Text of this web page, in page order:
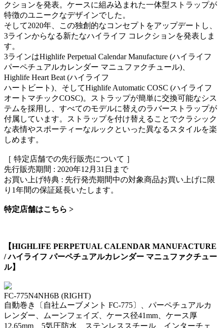
クションを発表。ケースに組み込まれた一体型ストラップが
特徴のユニークなデザインでした。
そして2020年、この独創的なコンセプトをアップデートし、
3ラインからなる新たなハイライフ コレクションを発表しま
す。
3ラインはHighlife Perpetual Calendar Manufacture (ハイライフ
パーペチュアルカレンダー マニュファクチュール)、
Highlife Heart Beat (ハイライフ
ハートビート)、そしてHighlife Automatic COSC (ハイライフ
オートマチックCOSC)。ストラップが簡単に交換可能なシス
テムを採用し、すべてのモデルに替えのラバーストラップが
付属しています。ストラップを付け替えることでクラシック
な表情やスポーティーなルックといった異なるスタイルを楽
しめます。
［ 特定店舗での先行販売について ］
先行販売期間 : 2020年12月31日まで
お買い上げ特典 : 先行発売期間中の対象商品お買い上げに限
り1年間の保証延長いたします。
特定店舗はこちら >
【HIGHLIFE PERPETUAL CALENDAR MANUFACTURE
/ ハイライフ パーペチュアルカレンダー マニュファクチュー
ル】
FC-775N4NH6B (RIGHT)
自動巻き〔自社ムーブメント FC-775〕、パーペチュアルカ
レンダー、ムーンフェイズ、ケース径41mm、ケース厚
12.65mm、5気圧防水、ステンレススチール、インターチェ